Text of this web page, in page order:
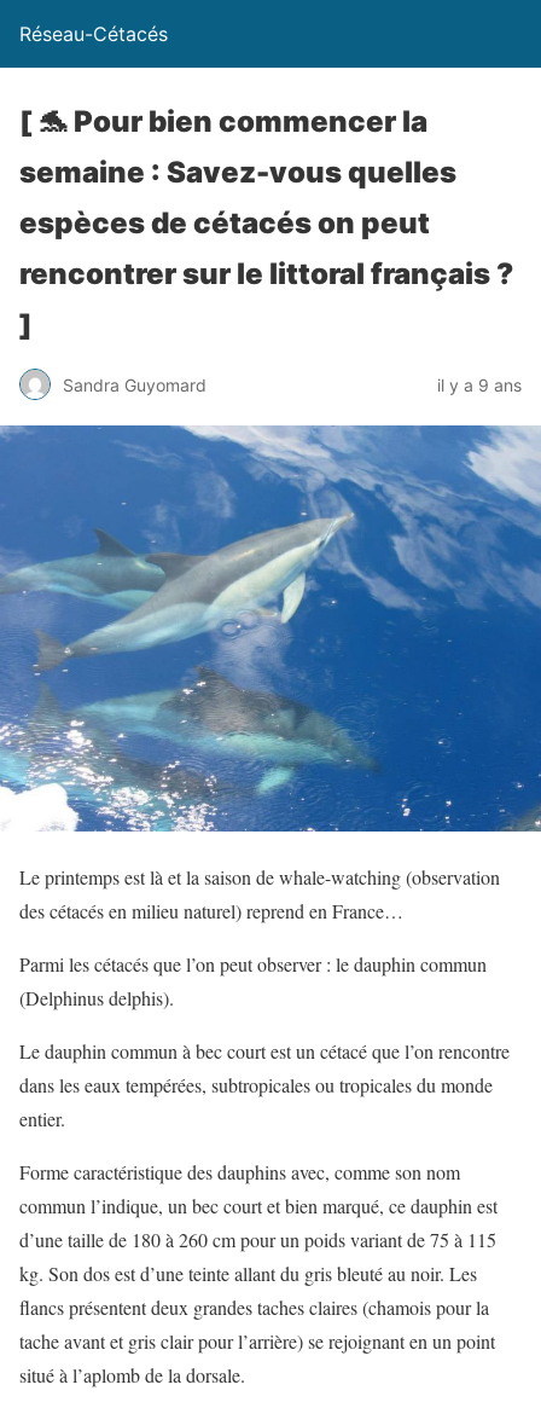
Réseau-Cétacés
[ 🐬 Pour bien commencer la
semaine : Savez-vous quelles
espèces de cétacés on peut
rencontrer sur le littoral français ?
]
Sandra Guyomard il y a 9 ans
Le printemps est là et la saison de whale-watching (observation
des cétacés en milieu naturel) reprend en France…
Parmi les cétacés que l’on peut observer : le dauphin commun
(Delphinus delphis).
Le dauphin commun à bec court est un cétacé que l’on rencontre
dans les eaux tempérées, subtropicales ou tropicales du monde
entier.
Forme caractéristique des dauphins avec, comme son nom
commun l’indique, un bec court et bien marqué, ce dauphin est
d’une taille de 180 à 260 cm pour un poids variant de 75 à 115
kg. Son dos est d’une teinte allant du gris bleuté au noir. Les
flancs présentent deux grandes taches claires (chamois pour la
tache avant et gris clair pour l’arrière) se rejoignant en un point
situé à l’aplomb de la dorsale.